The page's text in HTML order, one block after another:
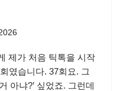
제가 처음 틱톡을 시작
였습니다. 37회요. 그
아냐?’ 싶었죠. 그런데